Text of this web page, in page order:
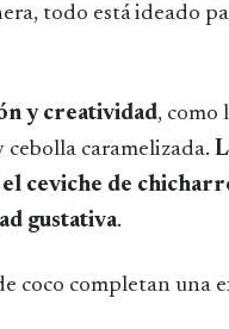
todo está ideado
y creatividad, como
caramelizada.
ceviche de
gustativa.
coco completan una